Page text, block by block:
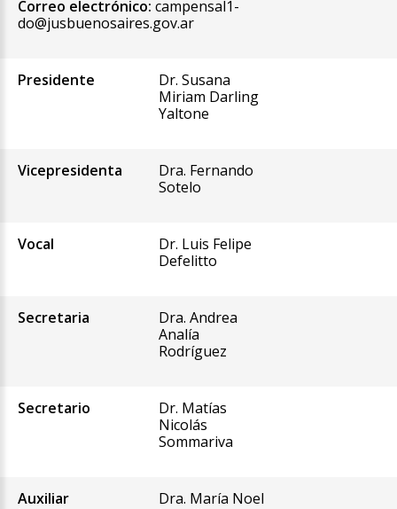
Correo electrónico: campensal1-
do@jusbuenosaires.gov.ar
Presidente
Dr. Susana
Miriam Darling
Yaltone
Vicepresidenta
Dra. Fernando
Sotelo
Vocal
Dr. Luis Felipe
Defelitto
Secretaria
Dra. Andrea
Analía
Rodríguez
Secretario
Dr. Matías
Nicolás
Sommariva
Auxiliar
Dra. María Noel